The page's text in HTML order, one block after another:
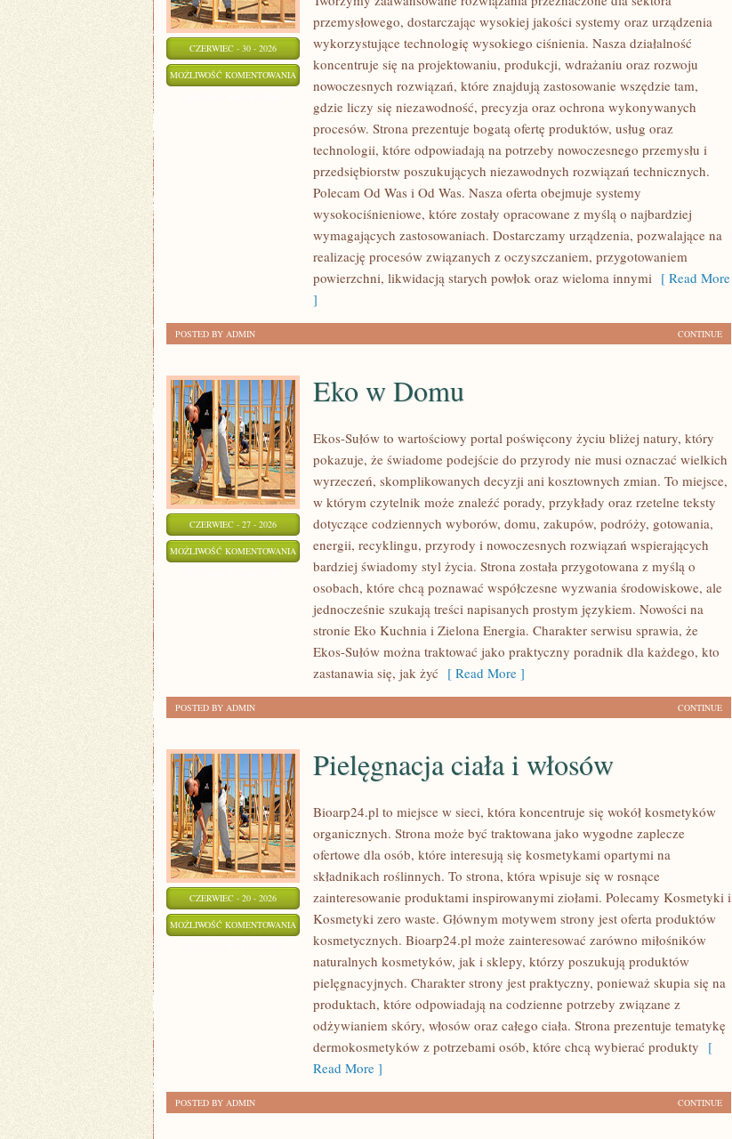
CZERWIEC - 30 - 2026
MOŻLIWOŚĆ KOMENTOWANIA
ZRÓWNOWAŻONY
przemysłowego, dostarczając wysokiej jakości systemy oraz urządzenia
wykorzystujące technologię wysokiego ciśnienia. Nasza działalność
koncentruje się na projektowaniu, produkcji, wdrażaniu oraz rozwoju
nowoczesnych rozwiązań, które znajdują zastosowanie wszędzie tam,
gdzie liczy się niezawodność, precyzja oraz ochrona wykonywanych
procesów. Strona prezentuje bogatą ofertę produktów, usług oraz
technologii, które odpowiadają na potrzeby nowoczesnego przemysłu i
przedsiębiorstw poszukujących niezawodnych rozwiązań technicznych.
Polecam Od Was i Od Was. Nasza oferta obejmuje systemy
wysokociśnieniowe, które zostały opracowane z myślą o najbardziej
wymagających zastosowaniach. Dostarczamy urządzenia, pozwalające na
realizację procesów związanych z oczyszczaniem, przygotowaniem
powierzchni, likwidacją starych powłok oraz wieloma innymi [ Read More
]
CONTINUE
POSTED BY ADMIN
CZERWIEC - 27 - 2026
MOŻLIWOŚĆ KOMENTOWANIA
DOMU
Eko w Domu
Ekos-Sułów to wartościowy portal poświęcony życiu bliżej natury, który
pokazuje, że świadome podejście do przyrody nie musi oznaczać wielkich
wyrzeczeń, skomplikowanych decyzji ani kosztownych zmian. To miejsce,
w którym czytelnik może znaleźć porady, przykłady oraz rzetelne teksty
dotyczące codziennych wyborów, domu, zakupów, podróży, gotowania,
energii, recyklingu, przyrody i nowoczesnych rozwiązań wspierających
bardziej świadomy styl życia. Strona została przygotowana z myślą o
osobach, które chcą poznawać współczesne wyzwania środowiskowe, ale
jednocześnie szukają treści napisanych prostym językiem. Nowości na
stronie Eko Kuchnia i Zielona Energia. Charakter serwisu sprawia, że
Ekos-Sułów można traktować jako praktyczny poradnik dla każdego, kto
zastanawia się, jak żyć [ Read More ]
CONTINUE
POSTED BY ADMIN
CZERWIEC - 20 - 2026
MOŻLIWOŚĆ KOMENTOWANIA PIELĘGNACJA
CIAŁA
WŁOSÓW
Pielęgnacja ciała i włosów
Bioarp24.pl to miejsce w sieci, która koncentruje się wokół kosmetyków
organicznych. Strona może być traktowana jako wygodne zaplecze
ofertowe dla osób, które interesują się kosmetykami opartymi na
składnikach roślinnych. To strona, która wpisuje się w rosnące
zainteresowanie produktami inspirowanymi ziołami. Polecamy Kosmetyki i
Kosmetyki zero waste. Głównym motywem strony jest oferta produktów
kosmetycznych. Bioarp24.pl może zainteresować zarówno miłośników
naturalnych kosmetyków, jak i sklepy, którzy poszukują produktów
pielęgnacyjnych. Charakter strony jest praktyczny, ponieważ skupia się na
produktach, które odpowiadają na codzienne potrzeby związane z
odżywianiem skóry, włosów oraz całego ciała. Strona prezentuje tematykę
dermokosmetyków z potrzebami osób, które chcą wybierać produkty [
Read More ]
CONTINUE
POSTED BY ADMIN